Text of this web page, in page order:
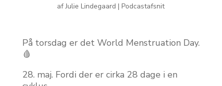
afJulie Lindegaard |Podcastafsnit
På torsdag er det World Menstruation Day.
🩸
28. maj. Fordi der er cirka 28 dage i en